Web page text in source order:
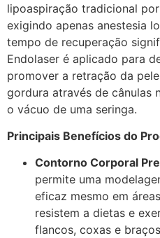
lipoaspiração tradicional
exigindo apenas anestesia
tempo de recuperação
Endolaser é aplicado para
promover a retração da
gordura através de cânulas
o vácuo de uma seringa.
Principais Benefícios do
Contorno Corporal
permite uma
eficaz mesmo em
resistem a dietas e
flancos, coxas e